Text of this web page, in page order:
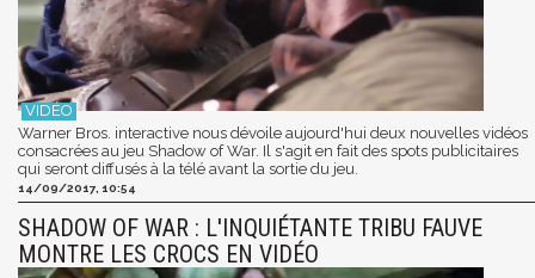
Warner Bros. interactive nous dévoile aujourd'hui deux nouvelles vidéos
consacrées au jeu Shadow of War. Il s'agit en fait des spots publicitaires
qui seront diffusés à la télé avant la sortie du jeu.
14/09/2017, 10:54
SHADOW OF WAR : L'INQUIÉTANTE TRIBU FAUVE
MONTRE LES CROCS EN VIDÉO